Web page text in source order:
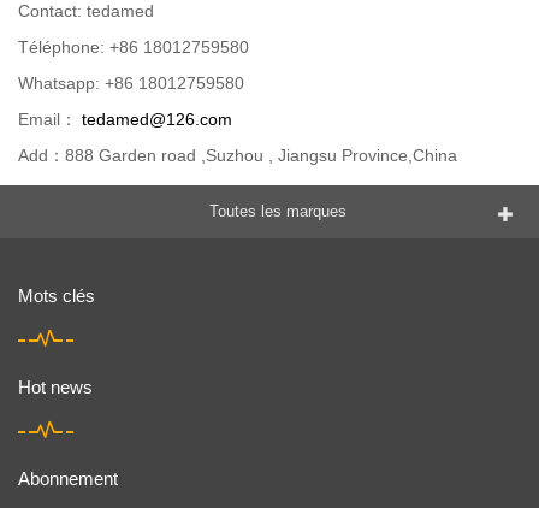
Contact: tedamed
Téléphone: +86 18012759580
Whatsapp: +86 18012759580
Email：
tedamed@126.com
Add：888 Garden road ,Suzhou , Jiangsu Province,China
Toutes les marques
Mots clés
Hot news
Abonnement